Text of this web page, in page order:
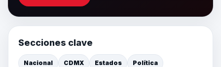
Secciones clave
Nacional CDMX Estados Política